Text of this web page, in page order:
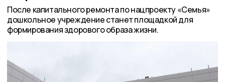
После капитального ремонта по нацпроекту «Семья»
дошкольное учреждение станет площадкой для
формирования здорового образа жизни.